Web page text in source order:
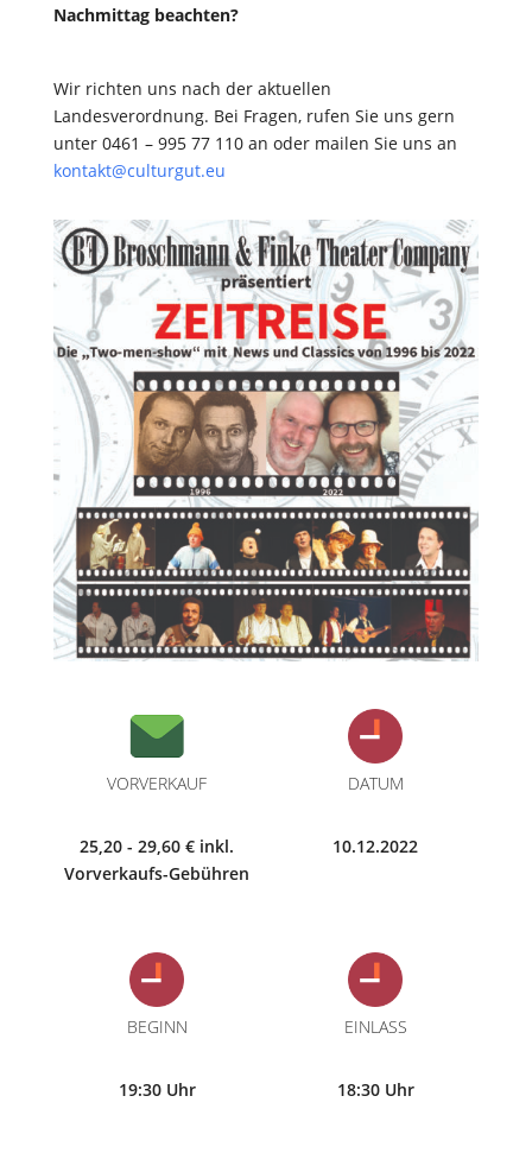
Nachmittag beachten?
Wir richten uns nach der aktuellen
Landesverordnung. Bei Fragen, rufen Sie uns gern
unter 0461 – 995 77 110 an oder mailen Sie uns an
kontakt@culturgut.eu
VORVERKAUF
25,20 - 29,60 € inkl.
Vorverkaufs-Gebühren
DATUM
10.12.2022
BEGINN
19:30 Uhr
EINLASS
18:30 Uhr